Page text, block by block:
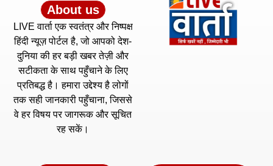
About us
LIVE वार्ता एक स्वतंत्र और निष्पक्ष
हिंदी न्यूज़ पोर्टल है, जो आपको देश-
दुनिया की हर बड़ी खबर तेज़ी और
सटीकता के साथ पहुँचाने के लिए
प्रतिबद्ध है। हमारा उद्देश्य है लोगों
तक सही जानकारी पहुँचाना, जिससे
वे हर विषय पर जागरूक और सूचित
रह सकें।